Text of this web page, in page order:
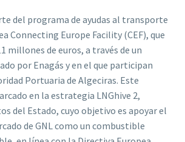
del programa de ayudas al transporte
Connecting Europe Facility (CEF), que
millones de euros, a través de un
por Enagás y en el que participan
Portuaria de Algeciras. Este
en la estrategia LNGhive 2,
del Estado, cuyo objetivo es apoyar el
de GNL como un combustible